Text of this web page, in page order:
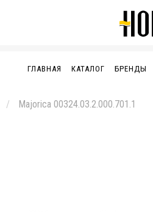
ГЛАВНАЯ КАТАЛОГ БРЕНДЫ
Majorica 00324.03.2.000.701.1